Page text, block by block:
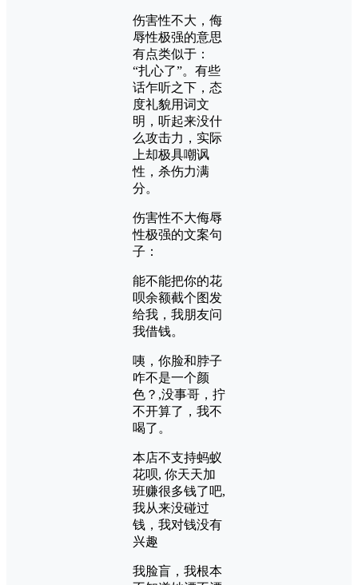
伤害性不大，侮
辱性极强的意思
有点类似于：
“扎心了”。有些
话乍听之下，态
度礼貌用词文
明，听起来没什
么攻击力，实际
上却极具嘲讽
性，杀伤力满
分。
伤害性不大侮辱
性极强的文案句
子：
能不能把你的花
呗余额截个图发
给我，我朋友问
我借钱。
咦，你脸和脖子
咋不是一个颜
色？,没事哥，拧
不开算了，我不
喝了。
本店不支持蚂蚁
花呗, 你天天加
班赚很多钱了吧,
我从来没碰过
钱，我对钱没有
兴趣
我脸盲，我根本